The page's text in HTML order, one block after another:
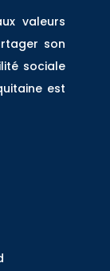
valeurs
son
sociale
est